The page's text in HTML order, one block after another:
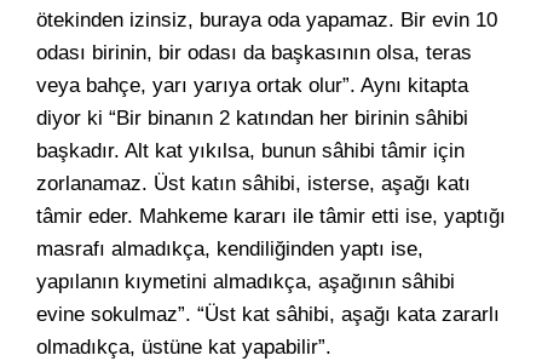
ötekinden izinsiz, buraya oda yapamaz. Bir evin 10
odası birinin, bir odası da başkasının olsa, teras
veya bahçe, yarı yarıya ortak olur”. Aynı kitapta
diyor ki “Bir binanın 2 katından her birinin sâhibi
başkadır. Alt kat yıkılsa, bunun sâhibi tâmir için
zorlanamaz. Üst katın sâhibi, isterse, aşağı katı
tâmir eder. Mahkeme kararı ile tâmir etti ise, yaptığı
masrafı almadıkça, kendiliğinden yaptı ise,
yapılanın kıymetini almadıkça, aşağının sâhibi
evine sokulmaz”. “Üst kat sâhibi, aşağı kata zararlı
olmadıkça, üstüne kat yapabilir”.